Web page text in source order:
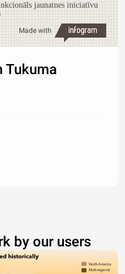
jaunatnes iniciatīvu
Made with
Tukuma
by our users